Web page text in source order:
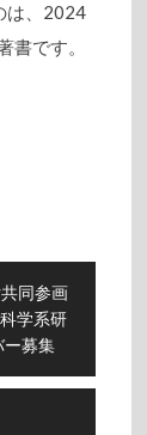
、2024
書です。
同参画
学系研
ー募集